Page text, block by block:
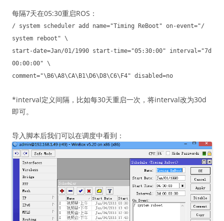
每隔7天在05:30重启ROS：
/ system scheduler add name="Timing ReBoot" on-event="/
system reboot" \
start-date=Jan/01/1990 start-time="05:30:00" interval="7d
00:00:00" \
comment="\B6\A8\CA\B1\D6\D8\C6\F4" disabled=no
*interval定义间隔，比如每30天重启一次，将interval改为30d
即可。
导入脚本后我们可以在调度中看到：